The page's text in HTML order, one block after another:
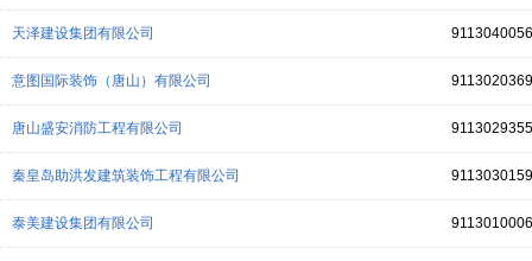
天泽建设集团有限公司
意图国际装饰（唐山）有限公司
唐山盛安消防工程有限公司
秦皇岛助洪发建筑装饰工程有限公司
泰美建设集团有限公司